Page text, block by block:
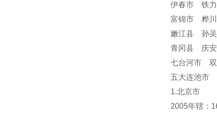
伊春市 铁
富锦市 桦
嫩江县 孙
青冈县 庆
七台河市
五大连池市
1.北京市
2005年辖：